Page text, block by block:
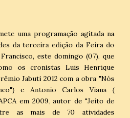
uma programação agitada na
da terceira edição da Feira do
este domingo (07), que
os cronistas Luis Henrique
Jabuti 2012 com a obra "Nós
e Antonio Carlos Viana (
em 2009, autor de "Jeito de
as mais de 70 atividades